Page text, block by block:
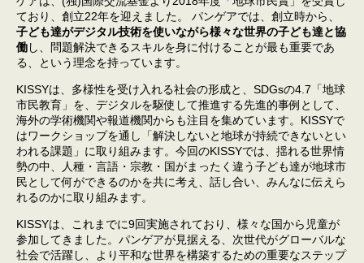
ており、創立22年を迎えました。 パンゲアでは、創立時から、
子ども達がデジタル技術を使いながら様々な世界の子ども達と協
働し、問題解決できるスキルを身に付けることが最も重要であ
る、という理念を持っています。
KISSYは、多様性を受け入れる社会の形成と、SDGsの4.7「地球
市民教育」を、デジタルを駆使して推進する先進的事例として、
海外の学術機関や報道機関からも注目を集めています。KISSYで
はワークショップを通し「解決しないと地球が持続できないとい
われる課題」に取り組みます。今回のKISSYでは、揺れる世界情
勢の中、人種・言語・宗教・国がまったく違う子ども達が地球市
民として何ができるのかを共に考え、話し合い、みんなに伝えら
れるのかに取り組みます。
KISSYは、これまでに9回実施されており、様々な国から児童が
参加してきました。パンゲアが見据える、次世代がグローバルな
社会で活躍し、より平和な世界を構築するための重要なステップ